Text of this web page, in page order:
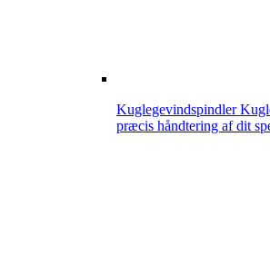
Kuglegevindspindler
præcis håndtering af dit